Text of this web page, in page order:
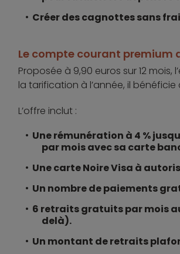
Créer des cagnottes sans
Le compte courant premium
Proposée à 9,90 euros sur 12 mois,
la tarification à l’année, il
L’offre inclut :
Une rémunération à 4 %
par mois avec sa carte
Une carte Noire Visa à
Un nombre de paiements
6 retraits gratuits par mois
delà).
Un montant de retraits